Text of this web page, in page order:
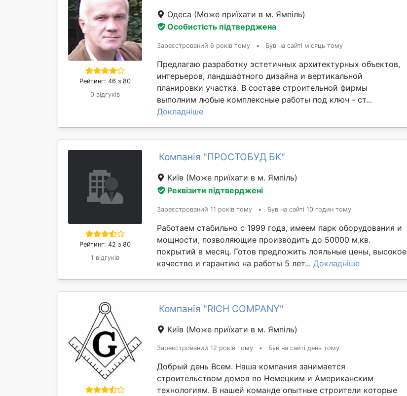
Рейтинг: 46 з 80
0 відгуків
Одеса (Може приїхати в м. Ямпіль)
Особистість підтверджена
Зареєстрований 6 років тому • Був на сайті місяць тому
Предлагаю разработку эстетичных архитектурных объектов,
интерьеров, ландшафтного дизайна и вертикальной
планировки участка. В составе строительной фирмы
выполним любые комплексные работы под ключ - ст...
Докладніше
Рейтинг: 42 з 80
1 відгуків
Компанія "ПРОСТОБУД БК"
Київ (Може приїхати в м. Ямпіль)
Реквізити підтверджені
Зареєстрований 11 років тому • Був на сайті 10 годин тому
Работаем стабильно с 1999 года, имеем парк оборудования и
мощности, позволяющие производить до 50000 м.кв.
покрытий в месяц. Готов предложить лояльные цены, высокое
качество и гарантию на работы 5 лет... Докладніше
Компанія "RICH COMPANY"
Київ (Може приїхати в м. Ямпіль)
Зареєстрований 12 років тому • Був на сайті день тому
Добрый день Всем. Наша компания занимается
строительством домов по Немецким и Американским
технологиям. В нашей команде опытные строители которые